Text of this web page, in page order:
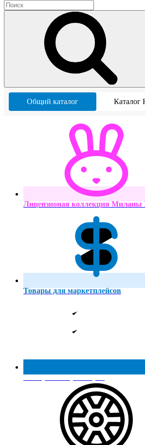
Общий каталог
Лицензионая коллекция Миланы
Товары для маркетплейсов
Реестр МинПромТорга